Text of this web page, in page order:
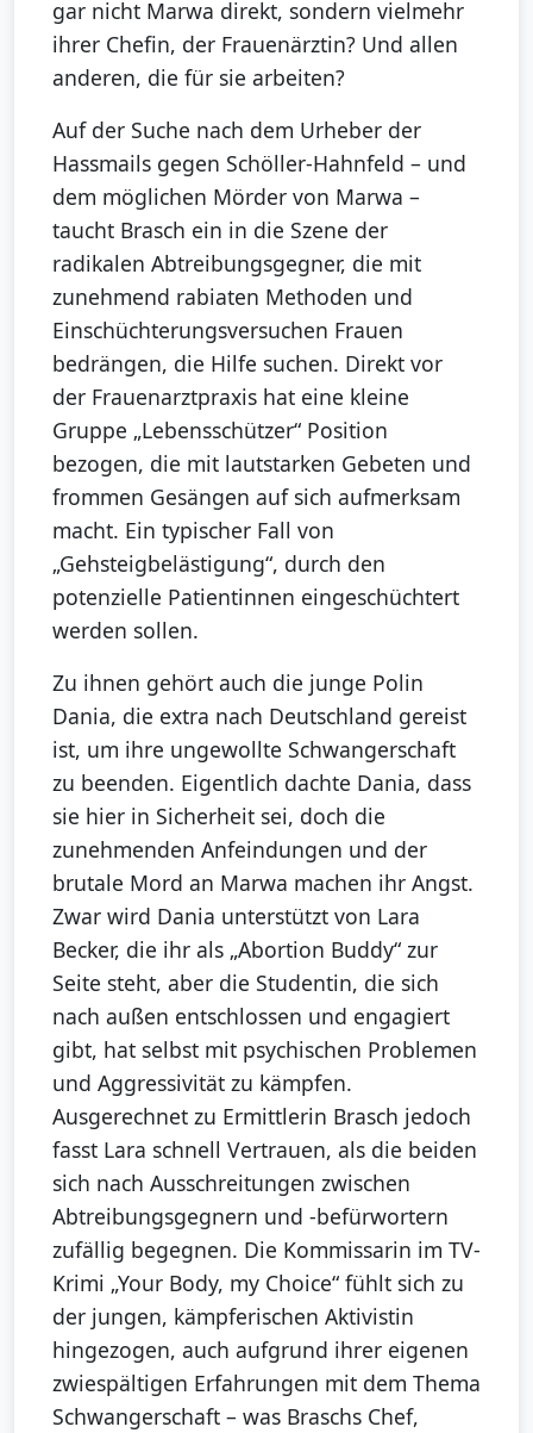
gar nicht Marwa direkt, sondern vielmehr
ihrer Chefin, der Frauenärztin? Und allen
anderen, die für sie arbeiten?
Auf der Suche nach dem Urheber der
Hassmails gegen Schöller-Hahnfeld – und
dem möglichen Mörder von Marwa –
taucht Brasch ein in die Szene der
radikalen Abtreibungsgegner, die mit
zunehmend rabiaten Methoden und
Einschüchterungsversuchen Frauen
bedrängen, die Hilfe suchen. Direkt vor
der Frauenarztpraxis hat eine kleine
Gruppe „Lebensschützer“ Position
bezogen, die mit lautstarken Gebeten und
frommen Gesängen auf sich aufmerksam
macht. Ein typischer Fall von
„Gehsteigbelästigung“, durch den
potenzielle Patientinnen eingeschüchtert
werden sollen.
Zu ihnen gehört auch die junge Polin
Dania, die extra nach Deutschland gereist
ist, um ihre ungewollte Schwangerschaft
zu beenden. Eigentlich dachte Dania, dass
sie hier in Sicherheit sei, doch die
zunehmenden Anfeindungen und der
brutale Mord an Marwa machen ihr Angst.
Zwar wird Dania unterstützt von Lara
Becker, die ihr als „Abortion Buddy“ zur
Seite steht, aber die Studentin, die sich
nach außen entschlossen und engagiert
gibt, hat selbst mit psychischen Problemen
und Aggressivität zu kämpfen.
Ausgerechnet zu Ermittlerin Brasch jedoch
fasst Lara schnell Vertrauen, als die beiden
sich nach Ausschreitungen zwischen
Abtreibungsgegnern und -befürwortern
zufällig begegnen. Die Kommissarin im TV-
Krimi „Your Body, my Choice“ fühlt sich zu
der jungen, kämpferischen Aktivistin
hingezogen, auch aufgrund ihrer eigenen
zwiespältigen Erfahrungen mit dem Thema
Schwangerschaft – was Braschs Chef,